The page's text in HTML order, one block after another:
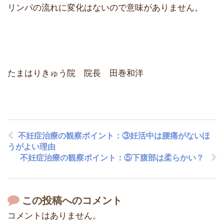
リンパの流れに変化はないので意味がありません。
たまはりきゅう院 院長 田巻和洋
不妊症治療の観察ポイント：③妊活中は腰痛がないほ
うがよい理由
不妊症治療の観察ポイント：⑤下腹部は柔らかい？
この投稿へのコメント
コメントはありません。